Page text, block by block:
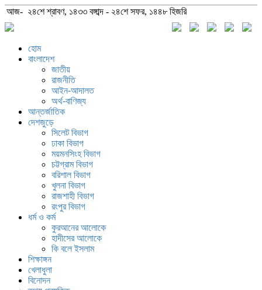
আজ- ২৪শে শ্রাবণ, ১৪৩৩ বঙ্গাব্দ - ২৪শে সফর, ১৪৪৮ হিজরি
হোম
বাংলাদেশ
জাতীয়
রাজনীতি
আইন-আদালত
অর্থ-বাণিজ্য
আন্তর্জাতিক
দেশজুড়ে
সিলেট বিভাগ
ঢাকা বিভাগ
ময়মনসিংহ বিভাগ
চট্টগ্রাম বিভাগ
বরিশাল বিভাগ
খুলনা বিভাগ
রাজশাহী বিভাগ
রংপুর বিভাগ
ধর্ম ও কর্ম
কুরআনের আলোকে
হাদীসের আলোকে
কি বলে ইসলাম
শিক্ষাঙ্গন
খেলাধুলা
বিনোদন